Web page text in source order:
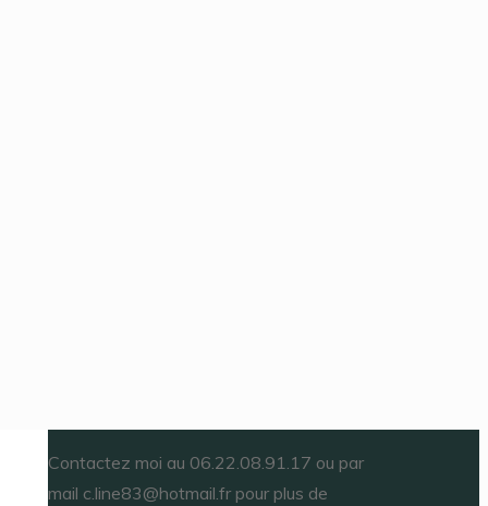
Contactez moi au 06.22.08.91.17 ou par
mail c.line83@hotmail.fr pour plus de